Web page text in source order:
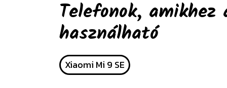
Telefonok,
használható
Xiaomi Mi 9 SE